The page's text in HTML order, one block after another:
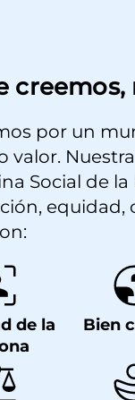
por un
valor.
Social de
equidad,
de la
Bien